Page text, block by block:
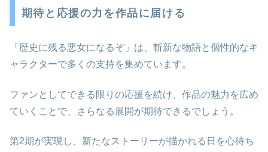
期待と応援の力を作品に届ける
「歴史に残る悪女になるぞ」は、斬新な物語と個性的なキ
ャラクターで多くの支持を集めています。
ファンとしてできる限りの応援を続け、作品の魅力を広め
ていくことで、さらなる展開が期待できるでしょう。
第2期が実現し、新たなストーリーが描かれる日を心待ち